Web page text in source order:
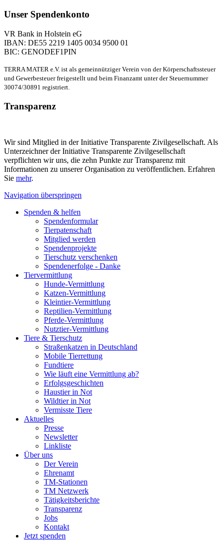
Unser Spendenkonto
VR Bank in Holstein eG
IBAN: DE55 2219 1405 0034 9500 01
BIC: GENODEF1PIN
TERRA MATER e.V. ist als gemeinnütziger Verein von der Körperschaftssteuer
und Gewerbesteuer freigestellt und beim Finanzamt unter der Steuernummer
30074/30891 registriert.
Transparenz
Wir sind Mitglied in der Initiative Transparente Zivilgesellschaft. Als
Unterzeichner der Initiative Transparente Zivilgesellschaft
verpflichten wir uns, die zehn Punkte zur Transparenz mit
Informationen zu unserer Organisation zu veröffentlichen. Erfahren
Sie mehr.
Navigation überspringen
Spenden & helfen
Spendenformular
Tierpatenschaft
Mitglied werden
Spendenprojekte
Tierschutz verschenken
Spendenerfolge - Danke
Tiervermittlung
Hunde-Vermittlung
Katzen-Vermittlung
Kleintier-Vermittlung
Reptilien-Vermittlung
Pferde-Vermittlung
Nutztier-Vermittlung
Tiere & Tierschutz
Straßenkatzen in Deutschland
Mobile Tierrettung
Fundtiere
Wie läuft eine Vermittlung ab?
Erfolgsgeschichten
Haustier in Not
Wildtier in Not
Vermisste Tiere
Aktuelles
Presse
Newsletter
Linkliste
Über uns
Der Verein
Ehrenamt
TM-Stationen
TM Netzwerk
Tätigkeitsberichte
Transparenz
Jobs
Kontakt
Jetzt spenden